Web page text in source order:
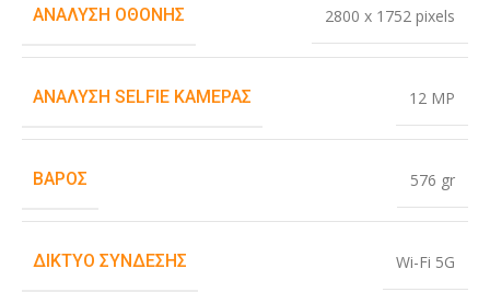
ΑΝΆΛΥΣΗ ΟΘΌΝΗΣ 2800 x 1752 pixels
ΑΝΆΛΥΣΗ SELFIE ΚΆΜΕΡΑΣ 12 MP
ΒΆΡΟΣ 576 gr
ΔΊΚΤΥΟ ΣΎΝΔΕΣΗΣ Wi-Fi 5G